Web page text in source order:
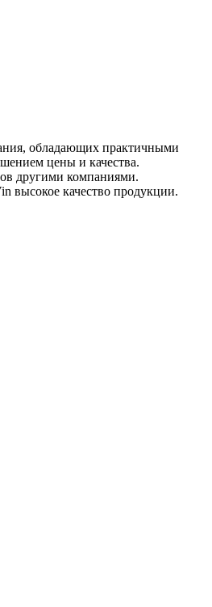
обладающих практичными
цены и качества.
другими компаниями.
высокое качество продукции.